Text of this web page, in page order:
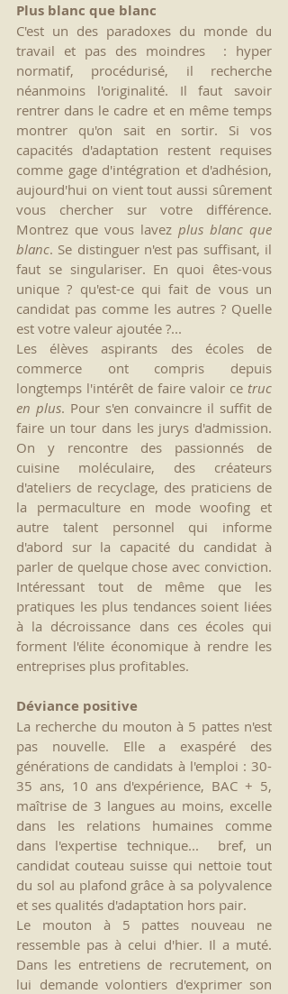
Plus blanc que blanc
C'est un des paradoxes du monde du
travail et pas des moindres  : hyper
normatif, procédurisé, il recherche
néanmoins l'originalité. Il faut savoir
rentrer dans le cadre et en même temps
montrer qu'on sait en sortir. Si vos
capacités d'adaptation restent requises
comme gage d'intégration et d'adhésion,
aujourd'hui on vient tout aussi sûrement
vous chercher sur votre différence.
Montrez que vous lavez plus blanc que
blanc. Se distinguer n'est pas suffisant, il
faut se singulariser. En quoi êtes-vous
unique ? qu'est-ce qui fait de vous un
candidat pas comme les autres ? Quelle
est votre valeur ajoutée ?...
Les élèves aspirants des écoles de
commerce ont compris depuis
longtemps l'intérêt de faire valoir ce truc
en plus. Pour s'en convaincre il suffit de
faire un tour dans les jurys d'admission.
On y rencontre des passionnés de
cuisine moléculaire, des créateurs
d'ateliers de recyclage, des praticiens de
la permaculture en mode woofing et
autre talent personnel qui informe
d'abord sur la capacité du candidat à
parler de quelque chose avec conviction.
Intéressant tout de même que les
pratiques les plus tendances soient liées
à la décroissance dans ces écoles qui
forment l'élite économique à rendre les
entreprises plus profitables.
Déviance positive
La recherche du mouton à 5 pattes n'est
pas nouvelle. Elle a exaspéré des
générations de candidats à l'emploi : 30-
35 ans, 10 ans d'expérience, BAC + 5,
maîtrise de 3 langues au moins, excelle
dans les relations humaines comme
dans l'expertise technique...  bref, un
candidat couteau suisse qui nettoie tout
du sol au plafond grâce à sa polyvalence
et ses qualités d'adaptation hors pair.
Le mouton à 5 pattes nouveau ne
ressemble pas à celui d'hier. Il a muté.
Dans les entretiens de recrutement, on
lui demande volontiers d'exprimer son